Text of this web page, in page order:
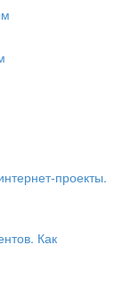
проекты.
Как